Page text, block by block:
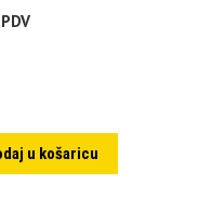
u košaricu